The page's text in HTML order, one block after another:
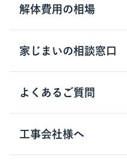
クラッソーネの自治体連
お客さまの声
空き家の処分を検討の
解体工事の基礎知識
解体工事に関わる法律
用語集
解体費用の相場
木造住宅の相場
鉄骨造住宅の相場
RC造住宅の相場
家じまいの相談窓口
家じまいの相談窓口
よくあるご質問
クラッソーネの利用方法
工事の進め方
工事会社様へ